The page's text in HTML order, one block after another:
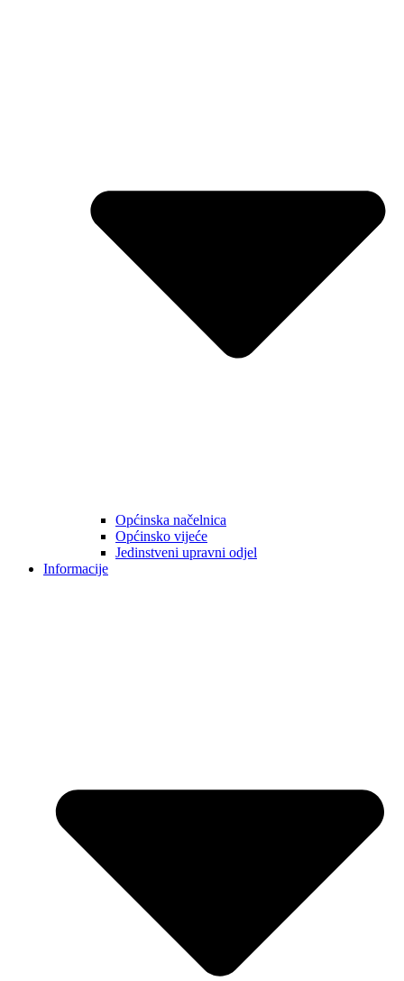
Općinska načelnica
Općinsko vijeće
Jedinstveni upravni odjel
Informacije